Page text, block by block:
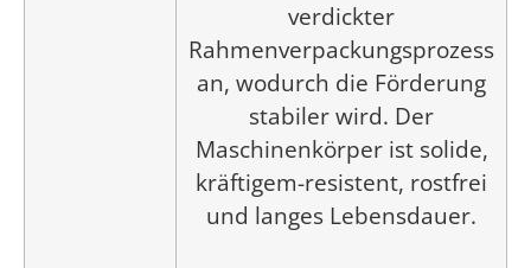
verdickter
Rahmenverpackungsprozess
an, wodurch die Förderung
stabiler wird. Der
Maschinenkörper ist solide,
kräftigem-resistent, rostfrei
und langes Lebensdauer.